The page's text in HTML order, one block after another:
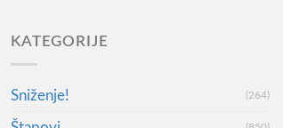
KATEGORIJE
Sniženje! (264)